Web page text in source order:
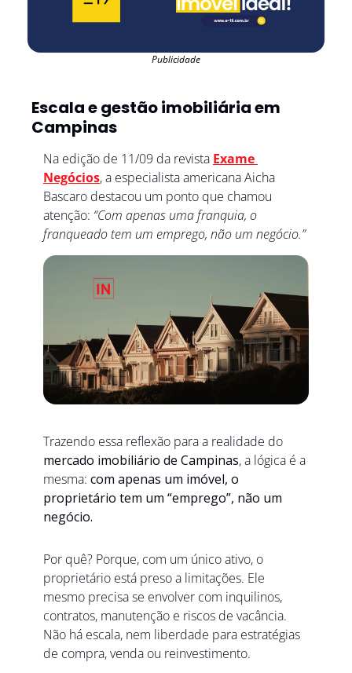
Publicidade
Escala e gestão imobiliária em
Campinas
Na edição de 11/09 da revista Exame
Negócios, a especialista americana Aicha
Bascaro destacou um ponto que chamou
atenção: “Com apenas uma franquia, o
franqueado tem um emprego, não um negócio.”
mercado imobiliário de Campinas, a lógica é a
mesma: com apenas um imóvel, o
proprietário tem um “emprego”, não um
negócio.
Por quê? Porque, com um único ativo, o
proprietário está preso a limitações. Ele
mesmo precisa se envolver com inquilinos,
contratos, manutenção e riscos de vacância.
Não há escala, nem liberdade para estratégias
de compra, venda ou reinvestimento.